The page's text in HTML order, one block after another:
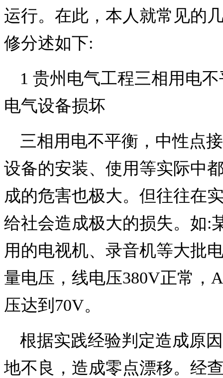
运行。在此，本人就常见的
修分述如下:
1 贵州电气工程三相用电
电气设备损坏
三相用电不平衡，中性点
设备的安装、使用等实际中
成的危害也极大。但往往在
给社会造成极大的损失。如:
用的电视机、录音机等大批
量电压，线电压380V正常，
压达到70V。
根据实践经验判定造成原
地不良，造成零点漂移。经